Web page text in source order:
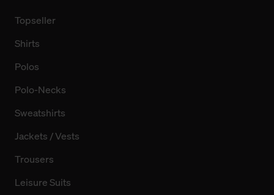
Topseller
Shirts
Polos
Polo-Necks
Sweatshirts
Jackets / Vests
Trousers
Leisure Suits